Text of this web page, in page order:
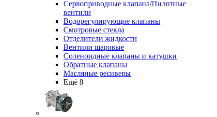
Сервоприводные клапана/Пилотные
вентили
Водорегулирующие клапаны
Смотровые стекла
Отделители жидкости
Вентили шаровые
Соленоидные клапаны и катушки
Обратные клапаны
Масляные ресиверы
Ещё 8